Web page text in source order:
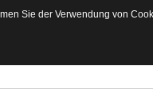
Sie der Verwendung von